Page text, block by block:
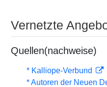
Vernetzte
Quellen(nachweise)
* Kalliope-Verbund
* Autoren der Neuen